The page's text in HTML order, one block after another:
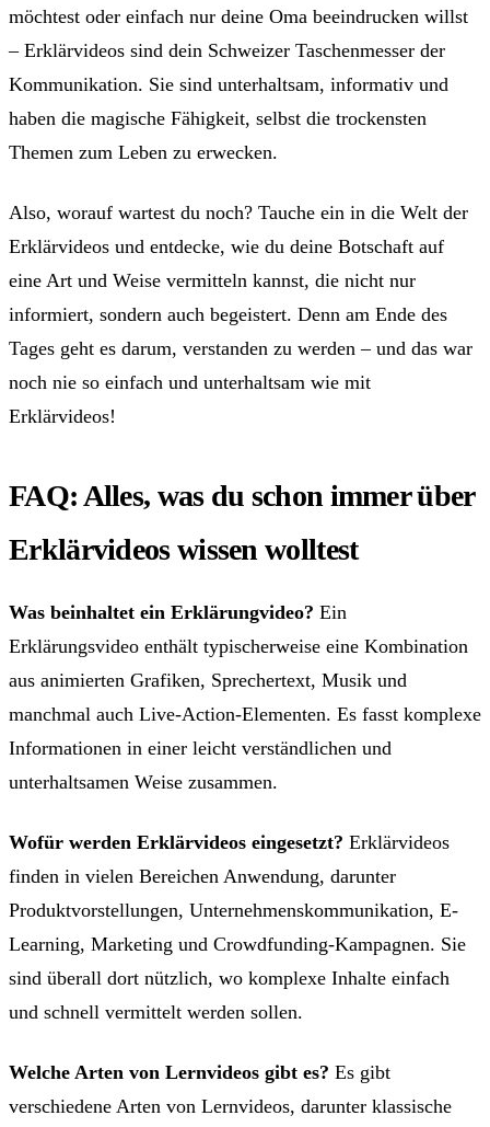
möchtest oder einfach nur deine Oma beeindrucken willst
– Erklärvideos sind dein Schweizer Taschenmesser der
Kommunikation. Sie sind unterhaltsam, informativ und
haben die magische Fähigkeit, selbst die trockensten
Themen zum Leben zu erwecken.
Also, worauf wartest du noch? Tauche ein in die Welt der
Erklärvideos und entdecke, wie du deine Botschaft auf
eine Art und Weise vermitteln kannst, die nicht nur
informiert, sondern auch begeistert. Denn am Ende des
Tages geht es darum, verstanden zu werden – und das war
noch nie so einfach und unterhaltsam wie mit
Erklärvideos!
FAQ: Alles, was du schon immer über
Erklärvideos wissen wolltest
Was beinhaltet ein Erklärungvideo? Ein
Erklärungsvideo enthält typischerweise eine Kombination
aus animierten Grafiken, Sprechertext, Musik und
manchmal auch Live-Action-Elementen. Es fasst komplexe
Informationen in einer leicht verständlichen und
unterhaltsamen Weise zusammen.
Wofür werden Erklärvideos eingesetzt? Erklärvideos
finden in vielen Bereichen Anwendung, darunter
Produktvorstellungen, Unternehmenskommunikation, E-
Learning, Marketing und Crowdfunding-Kampagnen. Sie
sind überall dort nützlich, wo komplexe Inhalte einfach
und schnell vermittelt werden sollen.
Welche Arten von Lernvideos gibt es? Es gibt
verschiedene Arten von Lernvideos, darunter klassische